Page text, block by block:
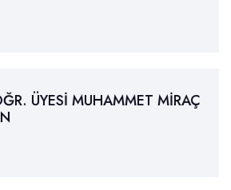
ÜYESİ MUHAMMET MİRAÇ